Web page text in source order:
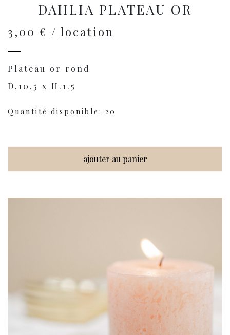
DAHLIA PLATEAU OR
3,00 € / location
Plateau or rond
D.10.5 x H.1.5
Quantité disponible: 20
ajouter au panier